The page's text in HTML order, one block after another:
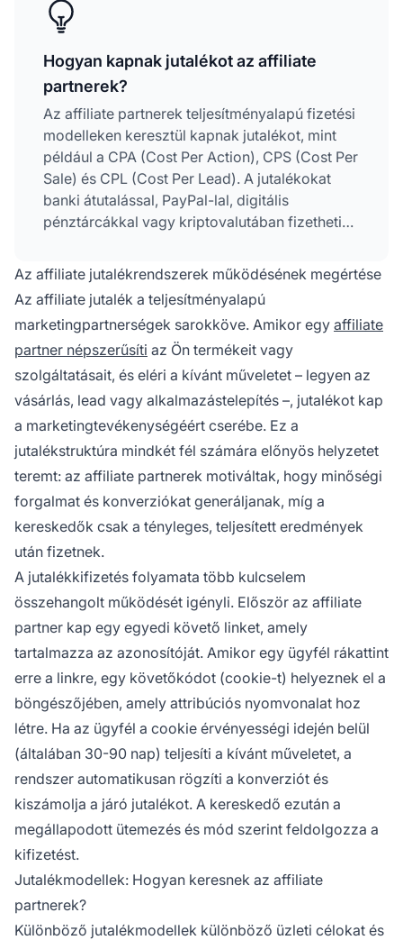
Hogyan kapnak jutalékot az affiliate
partnerek?
Az affiliate partnerek teljesítményalapú fizetési
modelleken keresztül kapnak jutalékot, mint
például a CPA (Cost Per Action), CPS (Cost Per
Sale) és CPL (Cost Per Lead). A jutalékokat
banki átutalással, PayPal-lal, digitális
pénztárcákkal vagy kriptovalutában fizethetik
haviig terjedhetnek. A jutalék mértéke a
megállapodott struktúrától függ, és lehet
pénzbeli vagy nem pénzbeli juttatás, például
kedvezmények, termékek vagy szolgáltatások.
Az affiliate jutalékrendszerek működésének megértése
Az affiliate jutalék a teljesítményalapú
marketingpartnerségek sarokköve. Amikor egy affiliate
partner népszerűsíti az Ön termékeit vagy
szolgáltatásait, és eléri a kívánt műveletet – legyen az
vásárlás, lead vagy alkalmazástelepítés –, jutalékot kap
a marketingtevékenységéért cserébe. Ez a
jutalékstruktúra mindkét fél számára előnyös helyzetet
teremt: az affiliate partnerek motiváltak, hogy minőségi
forgalmat és konverziókat generáljanak, míg a
kereskedők csak a tényleges, teljesített eredmények
után fizetnek.
A jutalékkifizetés folyamata több kulcselem
összehangolt működését igényli. Először az affiliate
partner kap egy egyedi követő linket, amely
tartalmazza az azonosítóját. Amikor egy ügyfél rákattint
erre a linkre, egy követőkódot (cookie-t) helyeznek el a
böngészőjében, amely attribúciós nyomvonalat hoz
létre. Ha az ügyfél a cookie érvényességi idején belül
(általában 30-90 nap) teljesíti a kívánt műveletet, a
rendszer automatikusan rögzíti a konverziót és
kiszámolja a járó jutalékot. A kereskedő ezután a
megállapodott ütemezés és mód szerint feldolgozza a
kifizetést.
Jutalékmodellek: Hogyan keresnek az affiliate
partnerek?
Különböző jutalékmodellek különböző üzleti célokat és